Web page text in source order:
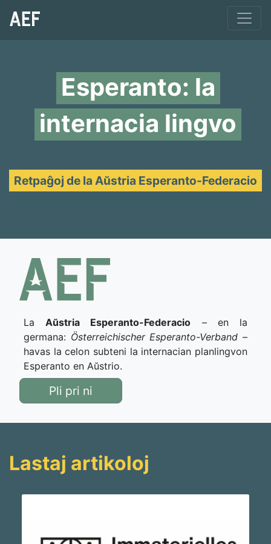
Esperanto: la
internacia lingvo
Retpaĝoj de la Aŭstria Esperanto-Federacio
LaAŭstria Esperanto-Federacio – en la
germana: Österreichischer Esperanto-Verband –
havas la celon subteni la internacian planlingvon
Esperanto en Aŭstrio.
Pli pri ni
Lastaj artikoloj